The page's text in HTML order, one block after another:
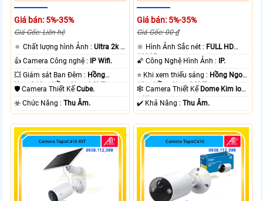
Giá bán: 5%-35%
Giá Gốc: Liên hệ
🔅 Chất lượng hình Ảnh :Ultra 2k +
.
👍 Camera Công nghệ :
IP Wifi.
💥 Giám sát Ban Đêm : Hồng
Ngoại 10m Hồng Ngoại SMD.
🛡 Camera Thiết KếCube.
️☣️ Chức Năng :Thu Âm.
Giá bán: 5%-35%
Giá Gốc: 00 ₫
🔆 Hình Ảnh Sắc nét : FULL HD
1080P .
🌠 Công Nghệ Hình Ảnh :
IP.
⭐ Khi xem thiếu sáng : Hồng Ngoại
10m Hồng Ngoại SMD.
🕸️ Camera Thiết Kế Dome Kim loại
+ Nhựa.
️✔️ Khả Năng :Thu Âm.